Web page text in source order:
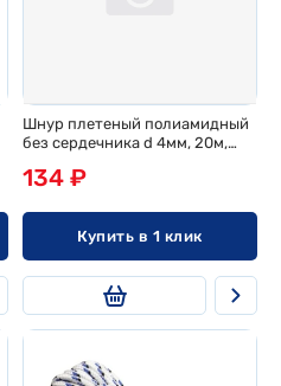
Шнур плетеный полиамидный
без сердечника d 4мм, 20м,
134 ₽
Купить в 1 клик